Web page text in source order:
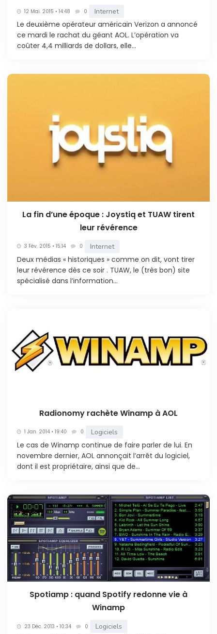
12 Mai. 2015 • 14:48 0 Internet
Le deuxième opérateur américain Verizon a annoncé
ce mardi le rachat du géant AOL. L’opération va
coûter 4,4 milliards de dollars, elle...
La fin d’une époque : Joystiq et TUAW tirent
leur révérence
3 Fév. 2015 • 15:14 0 Internet
Deux médias « historiques » comme on dit, vont tirer
leur révérence dès ce soir . TUAW, le (très bon) site
spécialisé dans l’information...
Radionomy rachète Winamp à AOL
1 Jan. 2014 • 19:40 0 Logiciels
Le cas de Winamp continue de faire parler de lui. En
novembre dernier, AOL annonçait l’arrêt du logiciel,
dont il est propriétaire, ainsi que de...
Spotiamp : quand Spotify redonne vie à
Winamp
23 Déc. 2013 • 10:34 0 Logiciels